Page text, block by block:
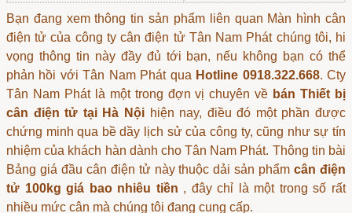
Bạn đang xem thông tin sản phẩm liên quan Màn hình cân
điện tử của công ty cân điện tử Tân Nam Phát chúng tôi, hi
vọng thông tin này đầy đủ tới bạn, nếu không bạn có thể
phản hồi với Tân Nam Phát qua Hotline 0918.322.668. Cty
Tân Nam Phát là một trong đợn vị chuyên về bán Thiết bị
cân điện tử tại Hà Nộihiện nay, điều đó một phần được
chứng minh qua bề dầy lịch sử của công ty, cũng như sự tín
nhiệm của khách hàn dành cho Tân Nam Phát. Thông tin bài
Bảng giá đầu cân điện tử này thuộc dải sản phẩmcân điện
tử 100kg giá bao nhiêu tiền , đây chỉ là một trong số rất
nhiều mức cân mà chúng tôi đang cung cấp.